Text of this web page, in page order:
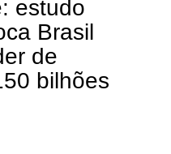
estudo
Brasil
de
bilhões